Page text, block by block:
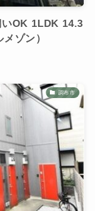
OK 1LDK 14.3
ゾン）
調布市